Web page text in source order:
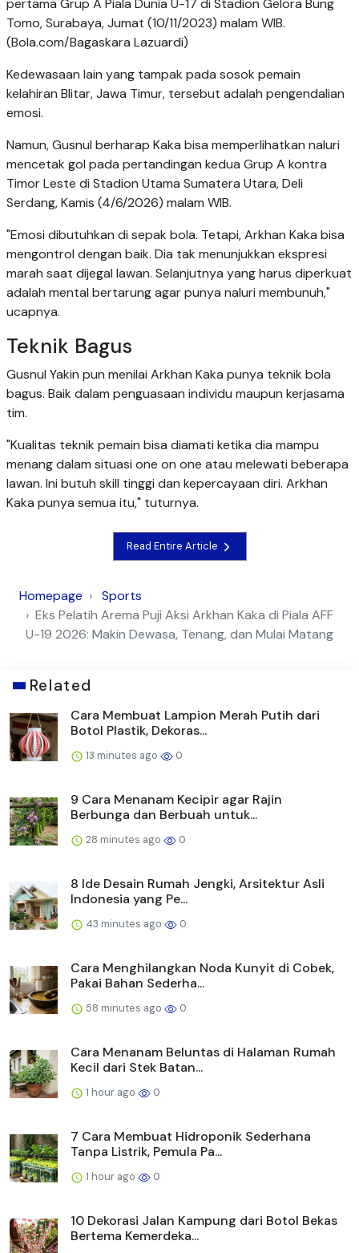
pertama Grup A Piala Dunia U-17 di Stadion Gelora Bung
Tomo, Surabaya, Jumat (10/11/2023) malam WIB.
(Bola.com/Bagaskara Lazuardi)
Kedewasaan lain yang tampak pada sosok pemain
kelahiran Blitar, Jawa Timur, tersebut adalah pengendalian
emosi.
Namun, Gusnul berharap Kaka bisa memperlihatkan naluri
mencetak gol pada pertandingan kedua Grup A kontra
Timor Leste di Stadion Utama Sumatera Utara, Deli
Serdang, Kamis (4/6/2026) malam WIB.
"Emosi dibutuhkan di sepak bola. Tetapi, Arkhan Kaka bisa
mengontrol dengan baik. Dia tak menunjukkan ekspresi
marah saat dijegal lawan. Selanjutnya yang harus diperkuat
adalah mental bertarung agar punya naluri membunuh,"
ucapnya.
Teknik Bagus
Gusnul Yakin pun menilai Arkhan Kaka punya teknik bola
bagus. Baik dalam penguasaan individu maupun kerjasama
tim.
"Kualitas teknik pemain bisa diamati ketika dia mampu
menang dalam situasi one on one atau melewati beberapa
lawan. Ini butuh skill tinggi dan kepercayaan diri. Arkhan
Kaka punya semua itu," tuturnya.
Read Entire Article
Homepage
Sports
Eks Pelatih Arema Puji Aksi Arkhan Kaka di Piala AFF
U-19 2026: Makin Dewasa, Tenang, dan Mulai Matang
Related
Cara Membuat Lampion Merah Putih dari
Botol Plastik, Dekoras...
13 minutes ago 0
9 Cara Menanam Kecipir agar Rajin
Berbunga dan Berbuah untuk...
28 minutes ago 0
8 Ide Desain Rumah Jengki, Arsitektur Asli
Indonesia yang Pe...
43 minutes ago 0
Cara Menghilangkan Noda Kunyit di Cobek,
Pakai Bahan Sederha...
58 minutes ago 0
Cara Menanam Beluntas di Halaman Rumah
Kecil dari Stek Batan...
1 hour ago 0
7 Cara Membuat Hidroponik Sederhana
Tanpa Listrik, Pemula Pa...
1 hour ago 0
10 Dekorasi Jalan Kampung dari Botol Bekas
Bertema Kemerdeka...